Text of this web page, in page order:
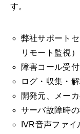
す。
弊社サポート
リモート監視）
障害コール受付
ログ・収集・
開発元、メー
サーバ故障時
IVR音声ファイ